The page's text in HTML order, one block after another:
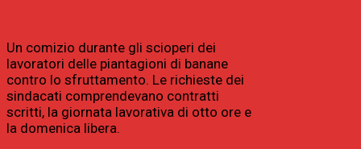
Un comizio durante gli scioperi dei
lavoratori delle piantagioni di banane
contro lo sfruttamento. Le richieste dei
sindacati comprendevano contratti
scritti, la giornata lavorativa di otto ore e
la domenica libera.